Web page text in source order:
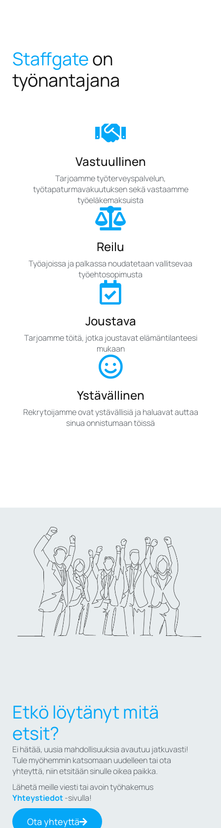
Staffgateon
työnantajana
Vastuullinen
Tarjoamme työterveyspalvelun,
työtapaturmavakuutuksen sekä vastaamme
työeläkemaksuista
Reilu
Työajoissa ja palkassa noudatetaan vallitsevaa
työehtosopimusta
Joustava
Tarjoamme töitä, jotka joustavat elämäntilanteesi
mukaan
Ystävällinen
Rekrytoijamme ovat ystävällisiä ja haluavat auttaa
sinua onnistumaan töissä
Etkö löytänyt mitä
etsit?
Ei hätää, uusia mahdollisuuksia avautuu jatkuvasti!
Tule myöhemmin katsomaan uudelleen tai ota
yhteyttä, niin etsitään sinulle oikea paikka.
Lähetä meille viesti tai avoin työhakemus
Yhteystiedot-sivulla!
Ota yhteyttä